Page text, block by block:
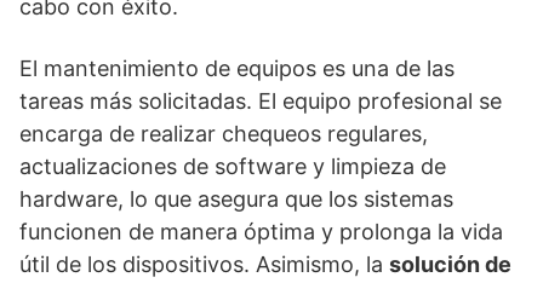
cabo con éxito.
El mantenimiento de equipos es una de las
tareas más solicitadas. El equipo profesional se
encarga de realizar chequeos regulares,
actualizaciones de software y limpieza de
hardware, lo que asegura que los sistemas
funcionen de manera óptima y prolonga la vida
útil de los dispositivos. Asimismo, la solución de